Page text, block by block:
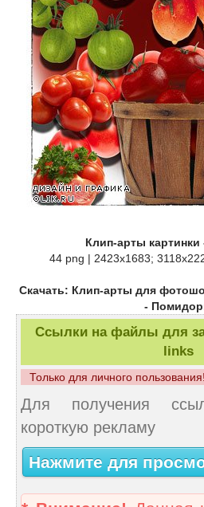
Клип-арты
44 png | 2423x1683;
Скачать: Клип-арты для
-
Ссылки на файлы для
links
Только для личного
Для получения
короткую рекламу
Нажмите для